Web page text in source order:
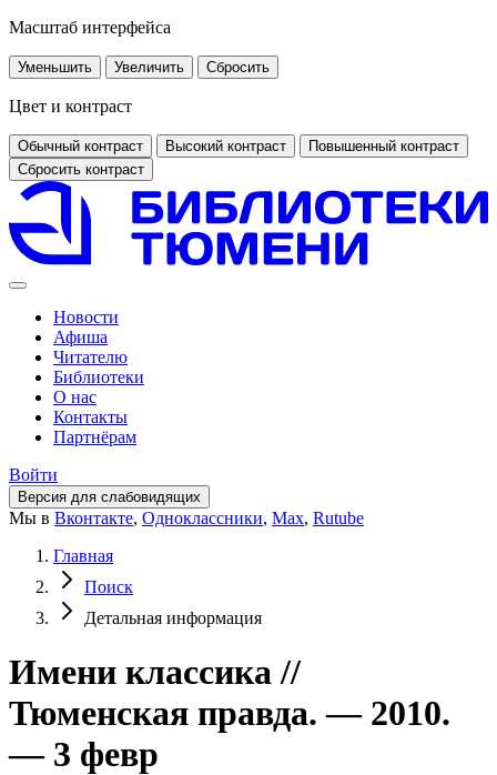
Масштаб интерфейса
Уменьшить Увеличить Сбросить
Цвет и контраст
Обычный контраст Высокий контраст
Повышенный контраст
Сбросить контраст
Новости
Афиша
Читателю
Библиотеки
О нас
Контакты
Партнёрам
Войти
Версия для слабовидящих
Мы в Вконтакте, Одноклассники, Max, Rutube
Главная
Поиск
Детальная информация
Имени классика //
Тюменская правда. — 2010.
— 3 февр